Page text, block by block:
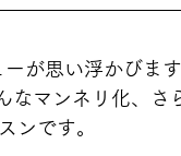
が思い浮かびま
なマンネリ化、
ンです。